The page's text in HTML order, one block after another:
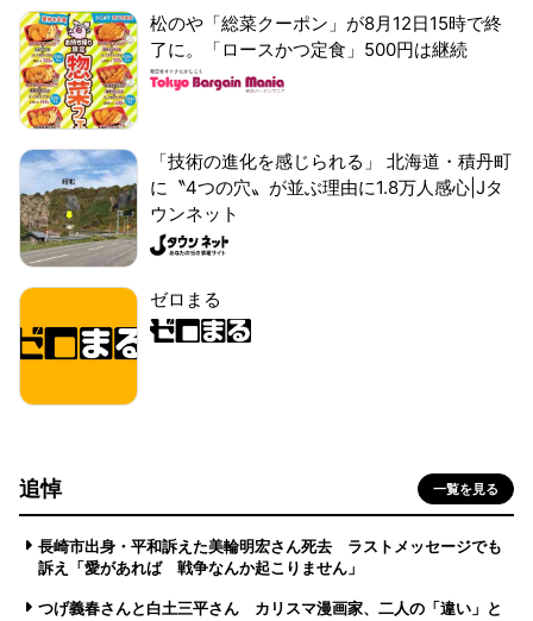
松のや「総菜クーポン」が8月12日15時で終
了に。「ロースかつ定食」500円は継続
「技術の進化を感じられる」 北海道・積丹町
に〝4つの穴〟が並ぶ理由に1.8万人感心|Jタ
ウンネット
ゼロまる
追悼 一覧を見る
長崎市出身・平和訴えた美輪明宏さん死去 ラストメッセージでも
訴え「愛があれば 戦争なんか起こりません」
つげ義春さんと白土三平さん カリスマ漫画家、二人の「違い」と